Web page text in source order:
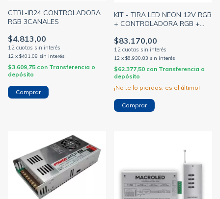
CTRL-IR24 CONTROLADORA
RGB 3CANALES
$4.813,00
12 x $401,08 sin interés
$3.609,75 con Transferencia o
depósito
KIT - TIRA LED NEON 12V RGB
+ CONTROLADORA RGB +
$83.170,00
12 x $6.930,83 sin interés
$62.377,50 con Transferencia o
depósito
¡No te lo pierdas, es el último!